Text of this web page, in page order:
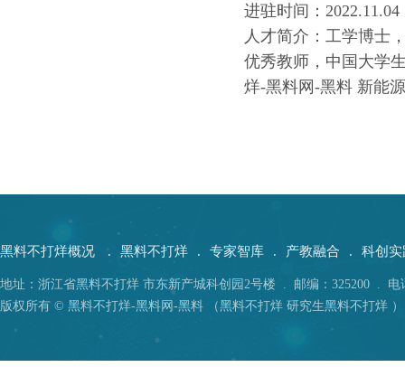
进驻时间：2022.11.04
人才简介：工学博士
优秀教师，中国大学
烊-黑料网-黑料 新能
黑料不打烊概况 . 黑料不打烊 . 专家智库 . 产教融合 . 科创实
地址：浙江省黑料不打烊 市东新产城科创园2号楼 . 邮编：325200 . 电
版权所有 © 黑料不打烊-黑料网-黑料 （黑料不打烊 研究生黑料不打烊